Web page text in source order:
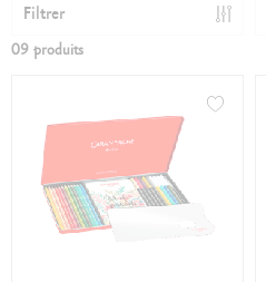
Filtrer
09 produits